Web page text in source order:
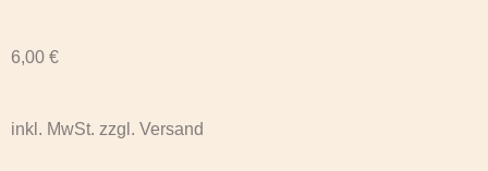
6,00 €
inkl. MwSt. zzgl. Versand